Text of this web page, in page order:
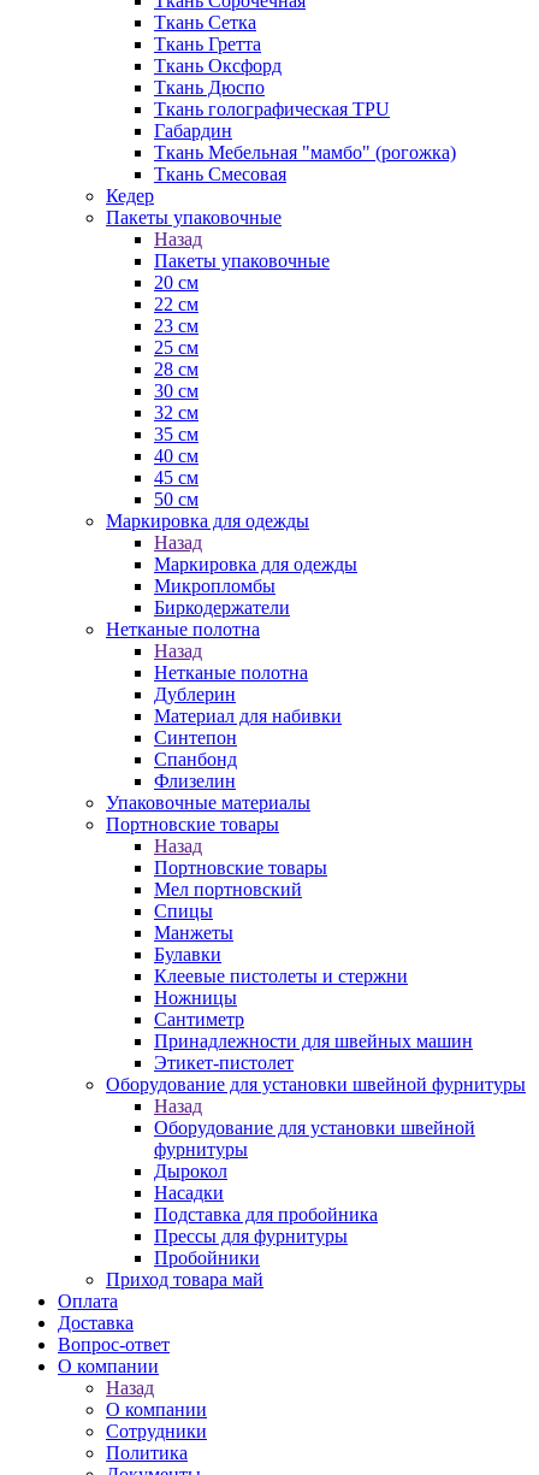
Ткань Сетка
Ткань Гретта
Ткань Оксфорд
Ткань Дюспо
Ткань голографическая TPU
Габардин
Ткань Мебельная "мамбо" (рогожка)
Ткань Смесовая
Кедер
Пакеты упаковочные
Назад
Пакеты упаковочные
20 см
22 см
23 см
25 см
28 см
30 см
32 см
35 см
40 см
45 см
50 см
Маркировка для одежды
Назад
Маркировка для одежды
Микропломбы
Биркодержатели
Нетканые полотна
Назад
Нетканые полотна
Дублерин
Материал для набивки
Синтепон
Спанбонд
Флизелин
Упаковочные материалы
Портновские товары
Назад
Портновские товары
Мел портновский
Спицы
Манжеты
Булавки
Клеевые пистолеты и стержни
Ножницы
Сантиметр
Принадлежности для швейных машин
Этикет-пистолет
Оборудование для установки швейной фурнитуры
Назад
Оборудование для установки швейной
фурнитуры
Дырокол
Насадки
Подставка для пробойника
Прессы для фурнитуры
Пробойники
Приход товара май
Оплата
Доставка
Вопрос-ответ
О компании
Назад
О компании
Сотрудники
Политика